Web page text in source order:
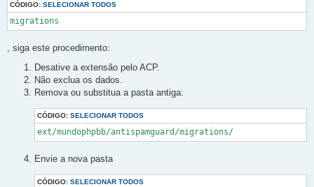
CÓDIGO: SELECIONAR TODOS
migrations
, siga este procedimento:
Desative a extensão pelo ACP.
Não exclua os dados.
Remova ou substitua a pasta antiga:
CÓDIGO: SELECIONAR TODOS
ext/mundophpbb/antispamguard/migrations/
Envie a nova pasta
CÓDIGO: SELECIONAR TODOS